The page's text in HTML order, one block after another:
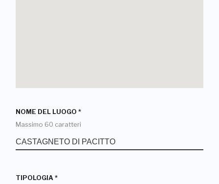
NOME DEL LUOGO *
Massimo 60 caratteri
TIPOLOGIA *